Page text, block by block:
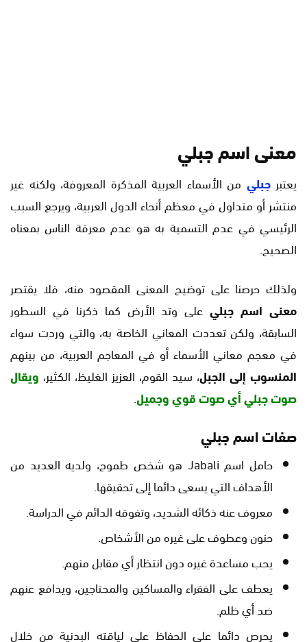
معنى اسم جبلي
يعتبرجبلي من الأسماء العربية المذكرة المعروفة، ولكنه غير
منتشر أو متداول في معظم أنحاء الدول العربية، ويرجع السبب
الرئيسي في عدم التسمية به هو عدم معرفة الناس بمعناه
الصحيح.
ولذلك حرصنا على توضيح المعنى المقصود منه، فلا يقتصر
معنى اسم جبليعلى وتد الأرض كما ذكرنا في السطور
السابقة، ولكن تعددت المعاني الخاصة به، والتي وردت سواء
في معجم معاني الأسماء أو في المعاجم العربية، من بينهم
المنسوب إلى الجبل، سيد القوم، العزيز الغليظ، الكثير، ويقال
صوت جبلي أي صوت قوي وجميل.
صفات اسم جبلي
حامل اسم Jabali هو شخص طموح، ولديه العديد من
الأهداف التي يسعى دائما إلى تحقيقها.
معروف عنه ذكائه الشديد، وتفوقه الدائم في الدراسة.
حنون وعطوف على غيره من الأشخاص.
يحب مساعدة غيره دون انتظار أي مقابل منهم.
يعطف على الفقراء والمساكين والمحتاجين، ويدافع عنهم
ضد أي ظلم.
يحرص دائما على الحفاظ على لياقته البدنية من خلال